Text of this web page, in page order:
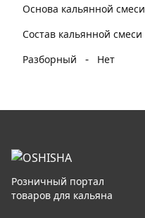
Основа кальянной смеси
Состав кальянной смеси
Разборный
- Нет
Розничный портал
товаров для кальяна